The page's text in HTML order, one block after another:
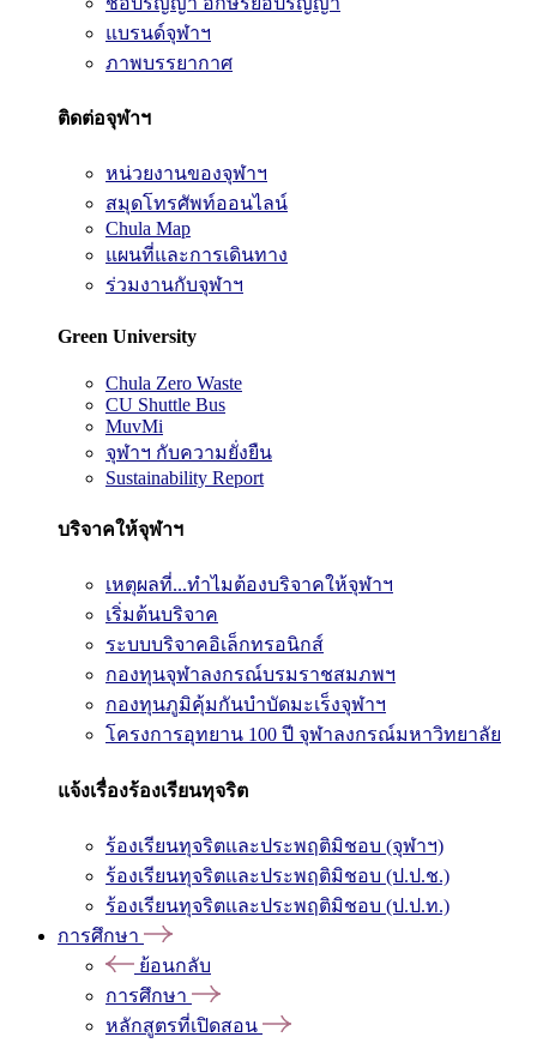
แบรนด์จุฬาฯ
ภาพบรรยากาศ
ติดต่อจุฬาฯ
หน่วยงานของจุฬาฯ
สมุดโทรศัพท์ออนไลน์
Chula Map
แผนที่และการเดินทาง
ร่วมงานกับจุฬาฯ
Green University
Chula Zero Waste
CU Shuttle Bus
MuvMi
จุฬาฯ กับความยั่งยืน
Sustainability Report
บริจาคให้จุฬาฯ
เหตุผลที่...ทำไมต้องบริจาคให้จุฬาฯ
เริ่มต้นบริจาค
ระบบบริจาคอิเล็กทรอนิกส์
กองทุนจุฬาลงกรณ์บรมราชสมภพฯ
กองทุนภูมิคุ้มกันบำบัดมะเร็งจุฬาฯ
โครงการอุทยาน 100 ปี จุฬาลงกรณ์มหาวิทยาลัย
แจ้งเรื่องร้องเรียนทุจริต
ร้องเรียนทุจริตและประพฤติมิชอบ (จุฬาฯ)
ร้องเรียนทุจริตและประพฤติมิชอบ (ป.ป.ช.)
ร้องเรียนทุจริตและประพฤติมิชอบ (ป.ป.ท.)
การศึกษา
ย้อนกลับ
การศึกษา
หลักสูตรที่เปิดสอน